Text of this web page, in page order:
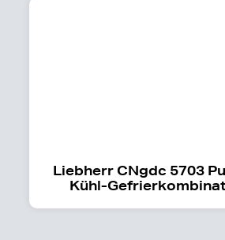
Liebherr CNgdc 5703
Kühl-